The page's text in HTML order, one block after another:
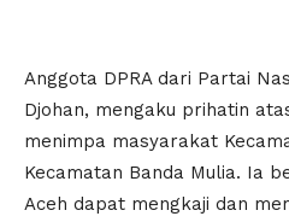
Anggota DPRA dari Partai
Djohan, mengaku prihatin
menimpa masyarakat
Kecamatan Banda Mulia. Ia
Aceh dapat mengkaji dan